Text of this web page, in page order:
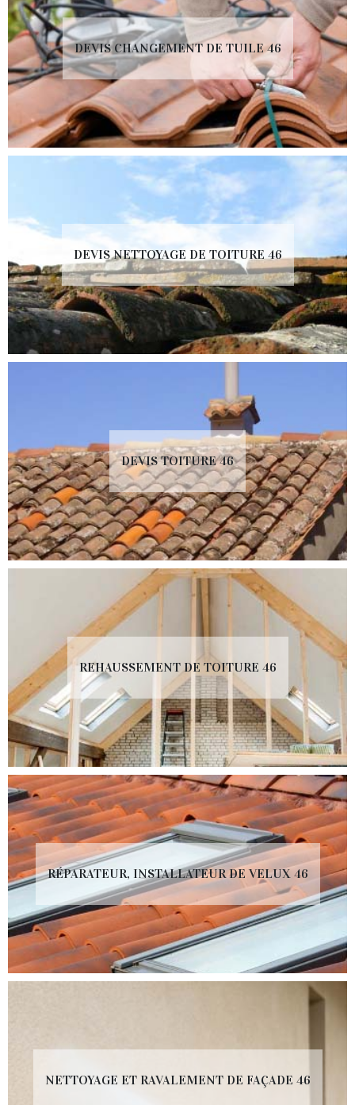
DEVIS CHANGEMENT DE TUILE 46
DEVIS NETTOYAGE DE TOITURE 46
DEVIS TOITURE 46
REHAUSSEMENT DE TOITURE 46
RÉPARATEUR, INSTALLATEUR DE VELUX 46
NETTOYAGE ET RAVALEMENT DE FAÇADE 46